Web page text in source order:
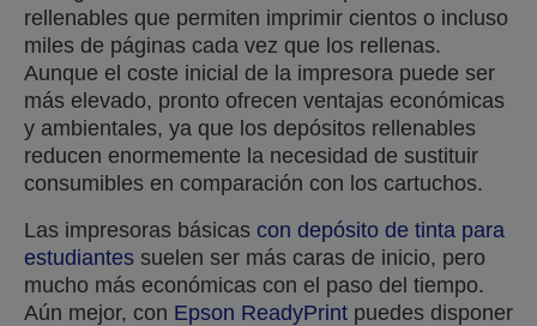
rellenables que permiten imprimir cientos o incluso
miles de páginas cada vez que los rellenas.
Aunque el coste inicial de la impresora puede ser
más elevado, pronto ofrecen ventajas económicas
y ambientales, ya que los depósitos rellenables
reducen enormemente la necesidad de sustituir
consumibles en comparación con los cartuchos.
Las impresoras básicas con depósito de tinta para
estudiantes suelen ser más caras de inicio, pero
mucho más económicas con el paso del tiempo.
Aún mejor, con Epson ReadyPrint puedes disponer